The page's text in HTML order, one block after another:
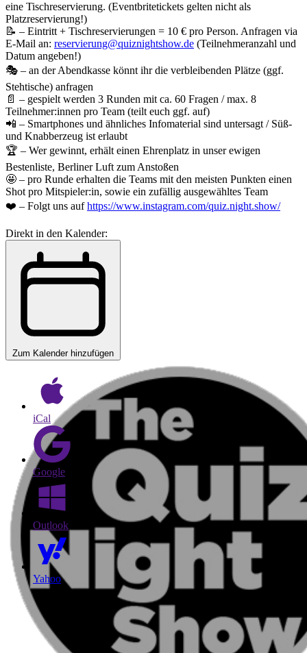
eine Tischreservierung. (Eventbritetickets gelten nicht als
Platzreservierung!)
📝 – Eintritt + Tischreservierungen = 10 € pro Person. Anfragen via
E-Mail an: reservierung@quiznightshow.de (Teilnehmeranzahl und
Datum angeben!)
🎭 – an der Abendkasse könnt ihr die verbleibenden Plätze (ggf.
Stehtische) anfragen
📄 – gespielt werden 3 Runden mit ca. 60 Fragen / max. 8
Teilnehmer:innen pro Team (teilt euch ggf. auf)
📲 – Smartphones und ähnliches Infomaterial sind untersagt / Süß-
und Knabberzeug ist erlaubt
🏆 – Wer gewinnt, erhält einen Ehrenplatz in unser ewigen
Bestenliste, Berliner Luft zum Anstoßen
🤩 – pro Runde erhalten die Teams mit den meisten Punkten einen
Shot pro Mitspieler:in, sowie ein zufällig ausgewähltes Team
❤️ – Folgt uns aufhttps://www.instagram.com/quiz.night.show/
Direkt in den Kalender:
Zum Kalender hinzufügen
iCal
Google
Outlook
Yahoo